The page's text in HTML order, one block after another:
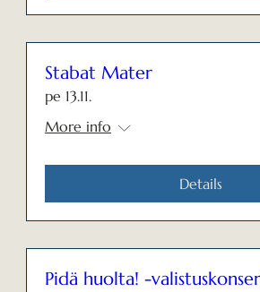
Stabat Mater
pe 13.11.
More info
Details
Pidä huolta! -